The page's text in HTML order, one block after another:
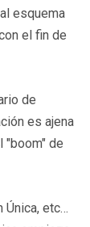
esquema
el fin de
de
es ajena
"boom" de
Única, etc…